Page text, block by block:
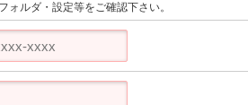
ォルダ・設定等をご確認下さい。